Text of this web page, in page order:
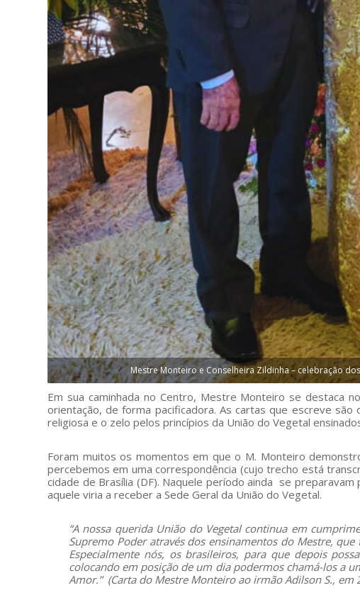
Mestre Monteiro e Conselheira Zildinha – celebração
Em sua caminhada no Centro, Mestre Monteiro se destaca
orientação, de forma pacificadora. As cartas que escreve
religiosa e o zelo pelos princípios da União do Vegetal
Foram muitos os momentos em que o M. Monteiro
percebemos em uma correspondência (cujo trecho está
cidade de Brasília (DF). Naquele período ainda se
aquele viria a receber a Sede Geral da União do Vegetal.
“A nossa querida União do Vegetal continua em
Supremo Poder através dos ensinamentos do Mestre,
Especialmente nós, os brasileiros, para que depois
colocando em posição de um dia podermos chamá-los a
Amor.” (Carta do Mestre Monteiro ao irmão Adilson S., em